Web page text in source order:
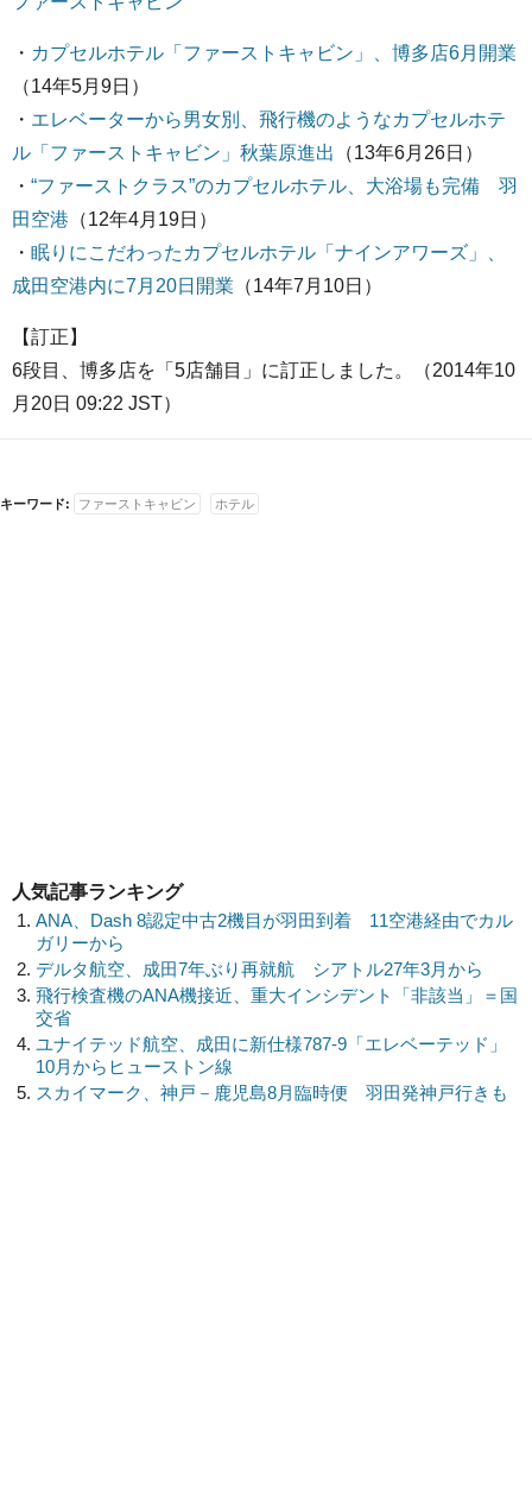
・ カプセルホテル「ファーストキャビン」、博多店6月開業
（14年5月9日）
・ エレベーターから男女別、飛行機のようなカプセルホテ
ル「ファーストキャビン」秋葉原進出
（13年6月26日）
・ “ファーストクラス”のカプセルホテル、大浴場も完備 羽
田空港 （12年4月19日）
・ 眠りにこだわったカプセルホテル「ナインアワーズ」、
成田空港内に7月20日開業 （14年7月10日）
【訂正】
6段目、博多店を「5店舗目」に訂正しました。（2014年10
月20日 09:22 JST）
キーワード: ファーストキャビン ホテル
人気記事ランキング
ANA、Dash 8認定中古2機目が羽田到着 11空港経由でカル
ガリーから
デルタ航空、成田7年ぶり再就航 シアトル27年3月から
飛行検査機のANA機接近、重大インシデント「非該当」＝国
交省
ユナイテッド航空、成田に新仕様787-9「エレベーテッド」
10月からヒューストン線
スカイマーク、神戸－鹿児島8月臨時便 羽田発神戸行きも